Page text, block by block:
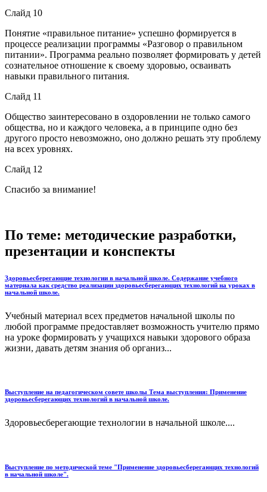
Слайд 10
Понятие «правильное питание» успешно формируется в
процессе реализации программы «Разговор о правильном
питании». Программа реально позволяет формировать у детей
сознательное отношение к своему здоровью, осваивать
навыки правильного питания.
Слайд 11
Общество заинтересовано в оздоровлении не только самого
общества, но и каждого человека, а в принципе одно без
другого просто невозможно, оно должно решать эту проблему
на всех уровнях.
Слайд 12
Спасибо за внимание!
По теме: методические разработки,
презентации и конспекты
Здоровьесберегающие технологии в начальной школе. Содержание учебного
материала как средство реализации здоровьесберегающих технологий на уроках в
начальной школе.
Учебный материал всех предметов начальной школы по
любой программе предоставляет возможность учителю прямо
на уроке формировать у учащихся навыки здорового образа
жизни, давать детям знания об организ...
Выступление на педагогическом совете школы Тема выступления: Применение
здоровьесберегающих технологий в начальной школе.
Здоровьесберегающие технологии в начальной школе....
Выступление по методической теме "Применение здоровьесберегающих технологий
в начальной школе".